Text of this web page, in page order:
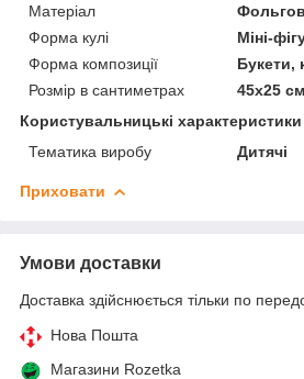
Матеріал
Форма кулі
Міні-
Форма композиції
Букети,
Розмір в сантиметрах
45х25 см
Користувальницькі характеристики
Тематика виробу
Дитячі
Приховати
Умови доставки
Доставка здійснюється тільки по
Нова Пошта
Магазини Rozetka